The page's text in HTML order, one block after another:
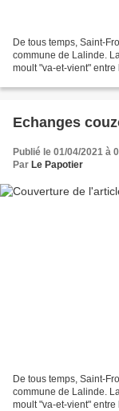
De tous temps, Saint-
commune de Lalinde.
moult "va-et-vient"
Echanges
Publié le 01/04/2021 à
Par Le Papotier
De tous temps, Saint-
commune de Lalinde.
moult "va-et-vient"